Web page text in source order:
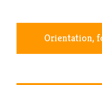
Orientation,